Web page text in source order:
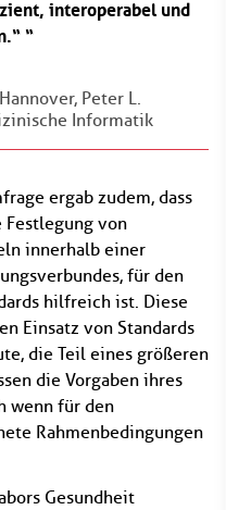
interoperabel und
Peter L.
Informatik
ergab zudem, dass
Festlegung von
innerhalb einer
für den
hilfreich ist. Diese
Einsatz von Standards
die Teil eines größeren
die Vorgaben ihres
wenn für den
Rahmenbedingungen
Gesundheit